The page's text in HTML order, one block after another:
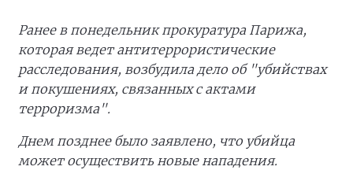
Ранее в понедельник прокуратура Парижа,
которая ведет антитеррористические
расследования, возбудила дело об "убийствах
и покушениях, связанных с актами
терроризма".
Днем позднее было заявлено, что убийца
может осуществить новые нападения.